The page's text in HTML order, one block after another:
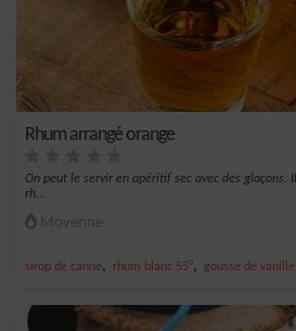
Rhum arrangé orange
On peut le servir en apéritif sec avec des glaçons.
rh...
Moyenne
sirop de canne, rhum blanc 55°, gousse de vanille